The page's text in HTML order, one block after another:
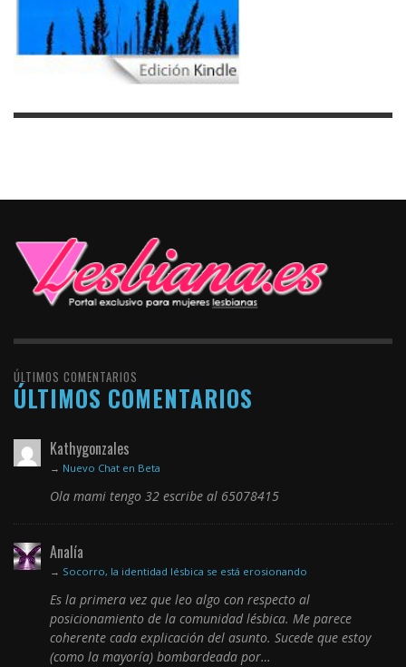
ÚLTIMOS COMENTARIOS
ÚLTIMOS COMENTARIOS
Kathygonzales
→ Nuevo Chat en Beta
Ola mami tengo 32 escribe al 65078415
Analía
→ Socorro, la identidad lésbica se está erosionando
Es la primera vez que leo algo con respecto al
posicionamiento de la comunidad lésbica. Me parece
coherente cada explicación del asunto. Sucede que estoy
(como la mayoría) bombardeada por…